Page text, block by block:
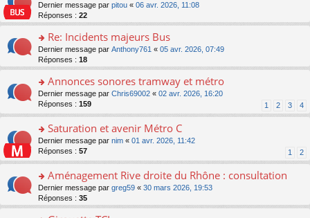
c
e
nt
pl
u
ré
c
e
nt
n
o
n
lu
le
pl
u
ré
c
e
nt
s
a
e
n
o
n
lu
le
pl
u
ré
c
e
nt
er
le
m
e
s
s
a
e
n
o
n
lu
le
pl
ré
c
e
nt
o
n
s
ult
er
le
m
e
s
s
a
g
e
n
o
n
le
pl
u
Dernier message par pitou « 06 avr. 2026, 11:08
Réponses : 22
o
n
s
ult
er
le
s
s
a
g
e
n
o
n
Re: Incidents majeurs Bus
Dernier message par Anthony761 « 05 avr. 2026, 07:49
Réponses : 18
o
n
s
ult
er
le
m
e
s
s
a
g
Annonces sonores tramway et métro
Dernier message par Chris69002 « 02 avr. 2026, 16:20
Réponses : 159 1 2 3 4
o
n
s
ult
er
le
m
Saturation et avenir Métro C
Dernier message par nim « 01 avr. 2026, 11:42
Réponses : 57 1 2
o
n
s
Aménagement Rive droite du Rhône : consultation
Dernier message par greg59 « 30 mars 2026, 19:53
Réponses : 35